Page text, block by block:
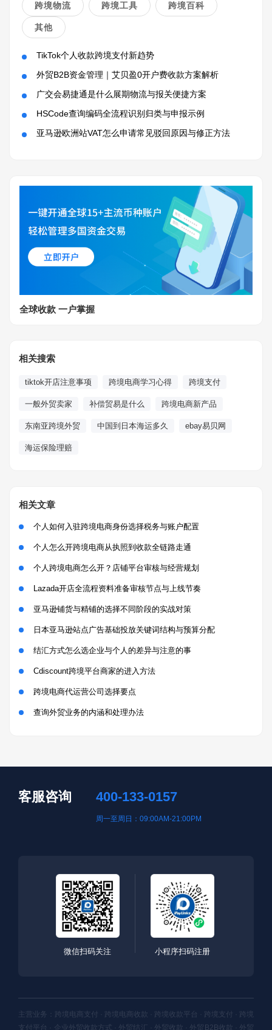
跨境物流 跨境工具 跨境百科
其他
TikTok个人收款跨境支付新趋势
外贸B2B资金管理｜艾贝盈0开户费收款方案解析
广交会易捷通是什么展期物流与报关便捷方案
HSCode查询编码全流程识别归类与申报示例
亚马逊欧洲站VAT怎么申请常见驳回原因与修正方法
全球收款 一户掌握
相关搜索
tiktok开店注意事项 跨境电商学习心得 跨境支付
一般外贸卖家 补偿贸易是什么 跨境电商新产品
东南亚跨境外贸 中国到日本海运多久 ebay易贝网
海运保险理赔
相关文章
个人如何入驻跨境电商身份选择税务与账户配置
个人怎么开跨境电商从执照到收款全链路走通
个人跨境电商怎么开？店铺平台审核与经营规划
Lazada开店全流程资料准备审核节点与上线节奏
亚马逊铺货与精铺的选择不同阶段的实战对策
日本亚马逊站点广告基础投放关键词结构与预算分配
结汇方式怎么选企业与个人的差异与注意的事
Cdiscount跨境平台商家的进入方法
跨境电商代运营公司选择要点
查询外贸业务的内涵和处理办法
客服咨询 400-133-0157
周一至周日：09:00AM-21:00PM
微信扫码关注 小程序扫码注册
主营业务：跨境电商支付 · 跨境电商收款 · 跨境收款平台 · 跨境支付 · 跨境
支付平台 · 企业外贸收款方式 · 外贸结汇 · 外贸收款 · 外贸B2B收款 · 外贸